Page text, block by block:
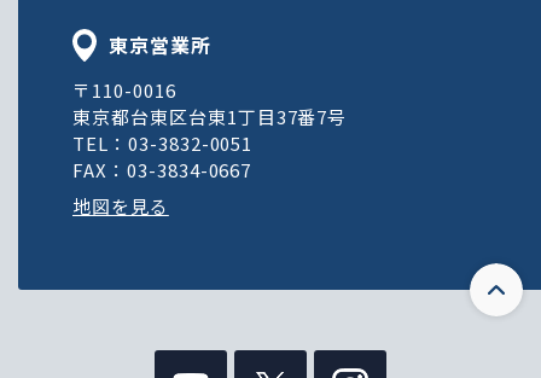
東京営業所
〒110-0016
東京都台東区台東1丁目37番7号
TEL：03-3832-0051
FAX：03-3834-0667
地図を見る